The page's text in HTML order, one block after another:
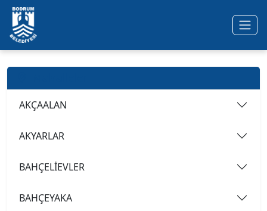
Ana içeriğe geç
AKÇAALAN
AKYARLAR
BAHÇELİEVLER
BAHÇEYAKA